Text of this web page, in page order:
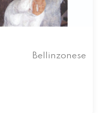
Bellinzonese